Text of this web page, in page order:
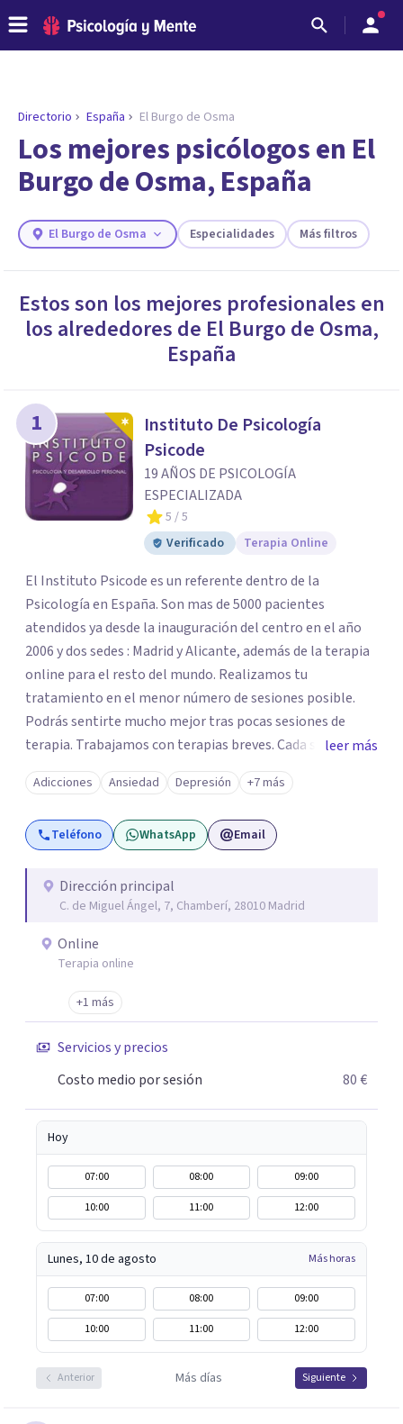
ENCONTRAR MI TERAPEUTA
¿Necesitas ayuda para encontrar el
psicólogo adecuado?
Responde a unas breves preguntas y te ofreceremos
necesidades.
Directorio España El Burgo de Osma
Los mejores psicólogos en El
Burgo de Osma, España
El Burgo de Osma Especialidades Más filtros
Estos son los mejores profesionales en
los alrededores de El Burgo de Osma,
España
1
Instituto De Psicología
Psicode
19 AÑOS DE PSICOLOGÍA
ESPECIALIZADA
5 / 5
Verificado
Terapia Online
El Instituto Psicode es un referente dentro de la
Psicología en España. Son mas de 5000 pacientes
atendidos ya desde la inauguración del centro en el año
2006 y dos sedes : Madrid y Alicante, además de la terapia
online para el resto del mundo. Realizamos tu
tratamiento en el menor número de sesiones posible.
Podrás sentirte mucho mejor tras pocas sesiones de
terapia. Trabajamos con terapias breves. Cada sesión de
terapia te resultará de utilidad y te ayudará a conseguir
tus objetivos. Entre nuestras especialidades destaca la
terapia de pareja y sexual, así como el tratamiento de
problemas emocionales, obsesiones, ansiedad , estrés,
además con un servicio de hipnosis regresiva para el
trabajo de "Terapia del Alma".
leer más
Adicciones Ansiedad Depresión +7 más
Teléfono WhatsApp Email
Dirección principal
C. de Miguel Ángel, 7, Chamberí, 28010 Madrid
Online
Terapia online
+1 más
Servicios y precios
Costo medio por sesión
80 €
Hoy
07:00 08:00
09:00
10:00
11:00 12:00
Lunes, 10 de agosto Más horas
07:00 08:00
09:00
10:00
11:00 12:00
Anterior Más días Siguiente